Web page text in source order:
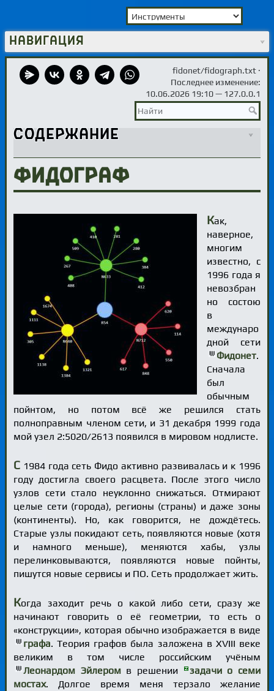
Навигация
fidonet/fidograph.txt·
Последнее изменение:
10.06.2026 19:10 — 127.0.0.1
Содержание
Фидограф
Как,
наверное,
многим
известно, с
1996 года я
невозбран
но состою
в
междунаро
дной сети
Фидонет.
Сначала
был
обычным
пойнтом, но потом всё же решился стать
полноправным членом сети, и 31 декабря 1999 года
мой узел 2:5020/2613 появился в мировом нодлисте.
С 1984 года сеть Фидо активно развивалась и к 1996
году достигла своего расцвета. После этого число
узлов сети стало неуклонно снижаться. Отмирают
целые сети (города), регионы (страны) и даже зоны
(континенты). Но, как говорится, не дождётесь.
Старые узлы покидают сеть, появляются новые (хотя
и намного меньше), меняются хабы, узлы
перелинковываются, появляются новые пойнты,
пишутся новые сервисы и ПО. Сеть продолжает жить.
Когда заходит речь о какой либо сети, сразу же
начинают говорить о её геометрии, то есть о
«конструкции», которая обычно изображается в виде
графа. Теория графов была заложена в XVIII веке
великим в том числе российским учёным
Леонардом Эйлеромв решении
задачи о семи
мостах. Долгое время меня терзало желание